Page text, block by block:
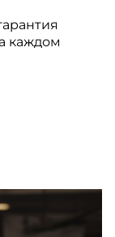
каждом